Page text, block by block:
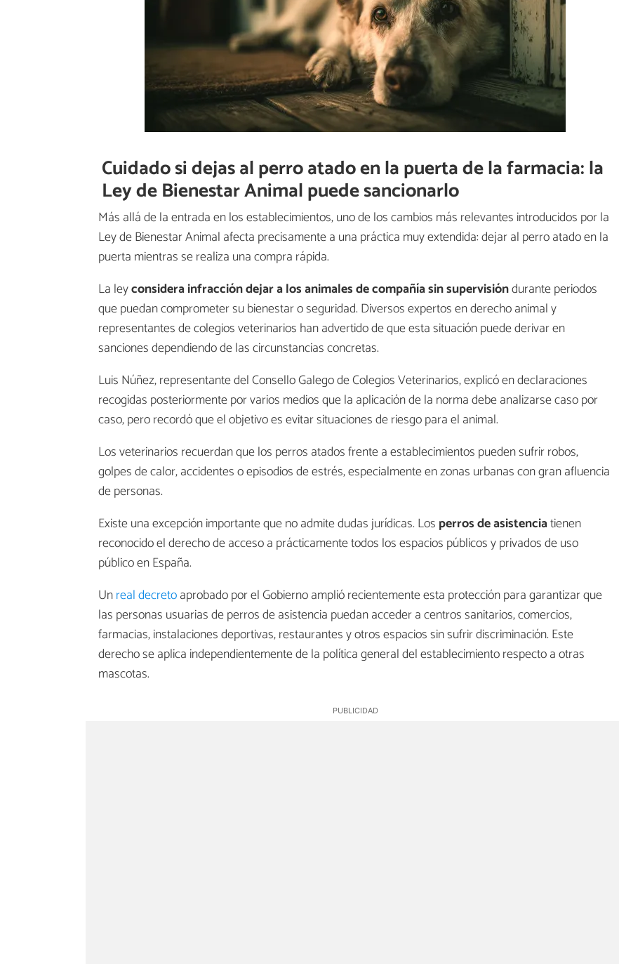
Cuidado si dejas al perro atado en la puerta de la farmacia: la
Ley de Bienestar Animal puede sancionarlo
Más allá de la entrada en los establecimientos, uno de los cambios más relevantes introducidos por la
Ley de Bienestar Animal afecta precisamente a una práctica muy extendida: dejar al perro atado en la
puerta mientras se realiza una compra rápida.
La leyconsidera infracción dejar a los animales de compañía sin supervisióndurante periodos
que puedan comprometer su bienestar o seguridad. Diversos expertos en derecho animal y
representantes de colegios veterinarios han advertido de que esta situación puede derivar en
sanciones dependiendo de las circunstancias concretas.
Luis Núñez, representante del Consello Galego de Colegios Veterinarios, explicó en declaraciones
recogidas posteriormente por varios medios que la aplicación de la norma debe analizarse caso por
caso, pero recordó que el objetivo es evitar situaciones de riesgo para el animal.
Los veterinarios recuerdan que los perros atados frente a establecimientos pueden sufrir robos,
golpes de calor, accidentes o episodios de estrés, especialmente en zonas urbanas con gran afluencia
de personas.
Existe una excepción importante que no admite dudas jurídicas. Los perros de asistenciatienen
reconocido el derecho de acceso a prácticamente todos los espacios públicos y privados de uso
público en España.
Unreal decretoaprobado por el Gobierno amplió recientemente esta protección para garantizar que
las personas usuarias de perros de asistencia puedan acceder a centros sanitarios, comercios,
farmacias, instalaciones deportivas, restaurantes y otros espacios sin sufrir discriminación. Este
derecho se aplica independientemente de la política general del establecimiento respecto a otras
mascotas.